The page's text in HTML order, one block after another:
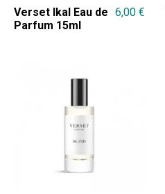
Verset Ikal Eau de
Parfum 15ml
6,00 €